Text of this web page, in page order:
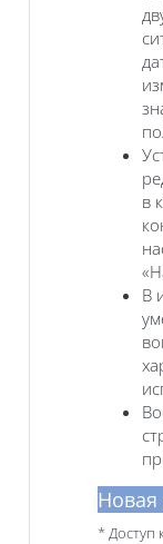
в
В
Новая
* Доступ